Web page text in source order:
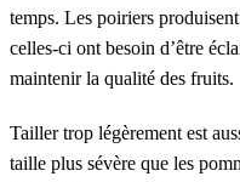
temps. Les poiriers
celles-ci ont besoin d’être
maintenir la qualité des fruits.
Tailler trop légèrement est
taille plus sévère que les